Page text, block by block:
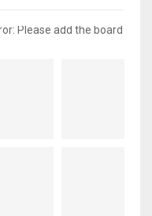
Please add the board